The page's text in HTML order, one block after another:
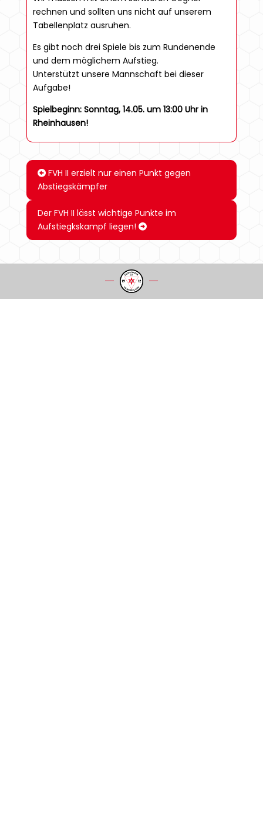
rechnen und sollten uns nicht auf unserem
Tabellenplatz ausruhen.
Es gibt noch drei Spiele bis zum Rundenende
und dem möglichem Aufstieg.
Unterstützt unsere Mannschaft bei dieser
Aufgabe!
Spielbeginn: Sonntag, 14.05. um 13:00 Uhr in
Rheinhausen!
FVH II erzielt nur einen Punkt gegen
Abstiegskämpfer
Der FVH II lässt wichtige Punkte im
Aufstiegkskampf liegen!